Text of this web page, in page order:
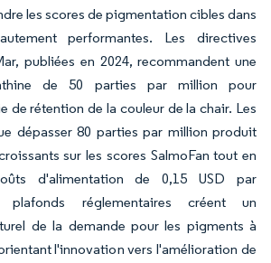
les scores de pigmentation cibles dans
performantes. Les directives
publiées en 2024, recommandent une
de 50 parties par million pour
de rétention de la couleur de la chair. Les
dépasser 80 parties par million produit
sur les scores SalmoFan tout en
d'alimentation de 0,15 USD par
plafonds réglementaires créent un
de la demande pour les pigments à
l'innovation vers l'amélioration de